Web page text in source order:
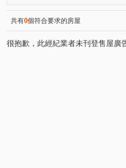
內湖路二段(1) 新北大道
福壽街(1)
疏洪西路(1)
共有0個符合要求的房屋
很抱歉，此經紀業者未刊登售屋廣